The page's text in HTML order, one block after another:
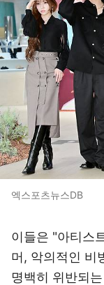
엑스포츠뉴스DB
이들은 "아티스
머, 악의적인 비
명백히 위반되